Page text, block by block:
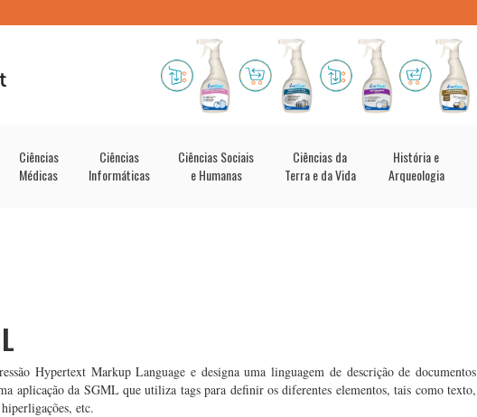
Ciências
Médicas
Ciências
Informáticas
Ciências Sociais
e Humanas
Ciências da
Terra e da Vida
História e
Arqueologia
Hypertext Markup Language e designa uma linguagem de descrição de documentos
aplicação da SGML que utiliza tags para definir os diferentes elementos, tais como texto,
etc.